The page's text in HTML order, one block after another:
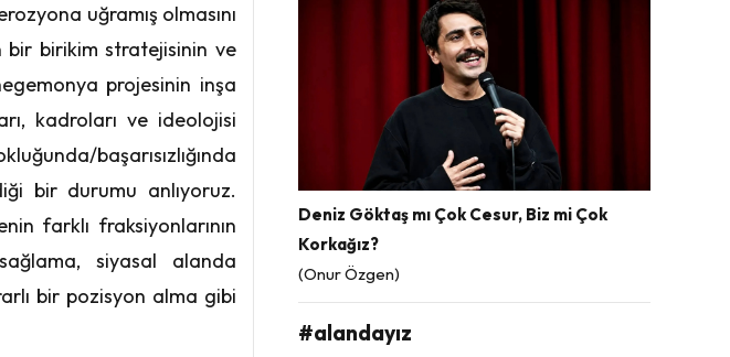
uğramış olmasını
bir birikim stratejisinin ve
projesinin inşa
kadroları ve ideolojisi
başarısızlığında
bir durumu anlıyoruz.
farklı fraksiyonlarının
siyasal alanda
bir pozisyon alma gibi
Deniz Göktaş mı Çok Cesur, Biz mi Çok
Korkağız?
(Onur Özgen)
#alandayız